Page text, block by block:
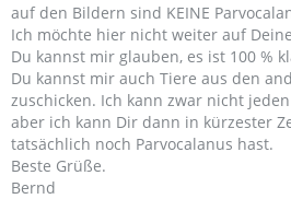
auf den Bildern sind KEINE
Ich möchte hier nicht weiter auf
Du kannst mir glauben, es ist 100 %
Du kannst mir auch Tiere aus den
zuschicken. Ich kann zwar nicht
aber ich kann Dir dann in kürzester
tatsächlich noch Parvocalanus hast.
Beste Grüße.
Bernd